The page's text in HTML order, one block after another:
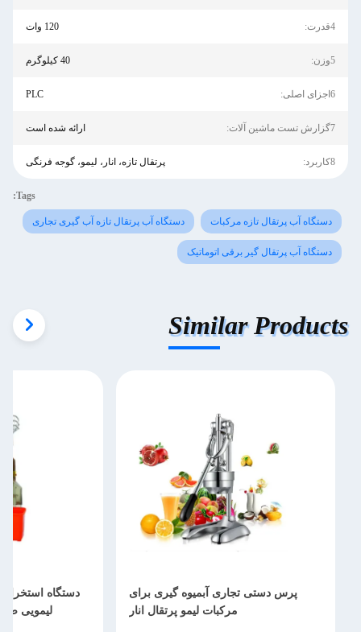
4قدرت: 120 وات
5وزن: 40 کیلوگرم
6اجزای اصلی: PLC
7گزارش تست ماشین آلات: ارائه شده است
8کاربرد: پرتقال تازه، انار، لیمو، گوجه فرنگی
Tags:
دستگاه آب پرتقال تازه مرکبات دستگاه آب پرتقال تازه آب گیری تجاری
دستگاه آب پرتقال گیر برقی اتوماتیک
Similar Products
پرس دستی تجاری آبمیوه گیری برای
مرکبات لیمو پرتقال انار
دستگاه استخراج
لیمویی صنعتی 120